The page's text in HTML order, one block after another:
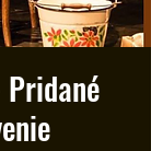
Pridané